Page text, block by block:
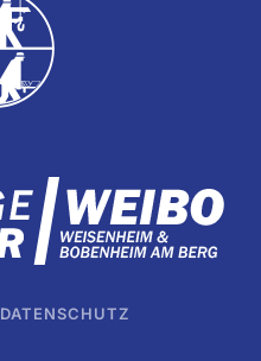
DATENSCHUTZ